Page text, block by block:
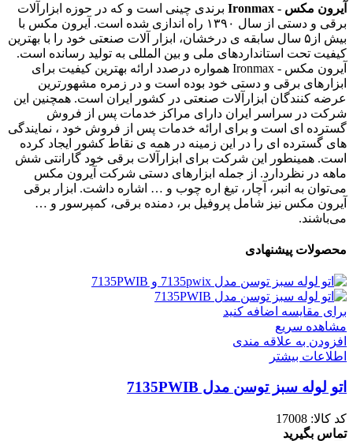
آیرون مکس - Ironmax
برندی چینی است و که در حوزه ابزارآلات
برقی و دستی از سال ۱۳۹۰ راه اندازی شده است. آیرون مکس با
بیش از۵ سال سابقه ی درخشان، ابزار آلات صنعتی خود را با بهترین
کیفیت تحت استانداردهای ملی و بین المللی به تولید رسانده است.
آیرون مکس - Ironmax همواره درصدد ارائه بهترین کیفیت برای
ابزارهای برقی و دستی خود بوده است و در زمره مشهورترین
عرضه کنندگان ابزارآلات صنعتی در کشور ایران است. همچنین این
شرکت در سراسر ایران دارای مراکز خدمات پس از فروش
گسترده ای است و برای ارائه خدمات پس از فروش خود ، نمایندگی
های گسترده ای را در این زمینه در همه ی نقاط کشور ایجاد کرده
است. همینطور این شرکت برای ابزارآلات برقی خود گارانتی شش
ماهه در نظردارد. از جمله ابزارهای دستی شرکت آیرون مکس
می‌توان به انبر، آچار، تیغ اره چوب و … اشاره داشت. ابزار برقی
آیرون مکس نیز شامل پروفیل بر، دمنده برقی، کمپرسور و …
می‌باشند.
محصولات پیشنهادی
برای مقایسه اضافه کنید
مشاهده سریع
افزودن به علاقه مندی
اطلاعات بیشتر
اتو لوله سبز توسن مدل 7135PWIB
کد کالا: 17008
تماس بگیرید